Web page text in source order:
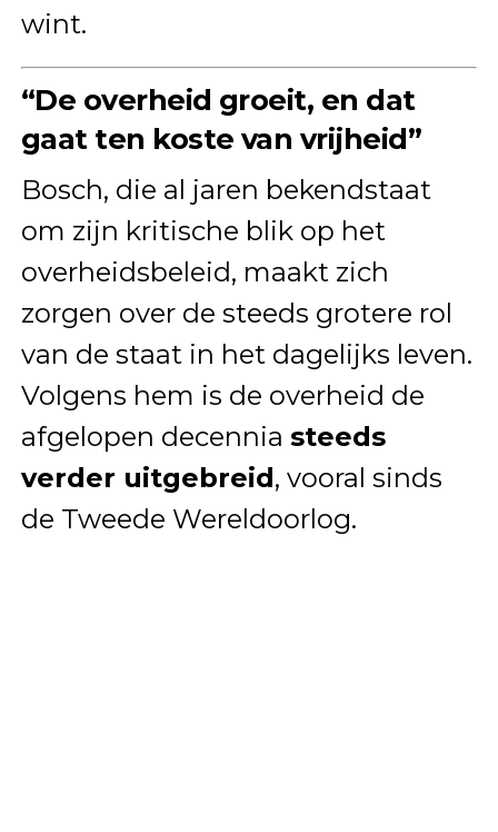
wint.
“De overheid groeit, en dat
gaat ten koste van vrijheid”
Bosch, die al jaren bekendstaat
om zijn kritische blik op het
overheidsbeleid, maakt zich
zorgen over de steeds grotere rol
van de staat in het dagelijks leven.
Volgens hem is de overheid de
afgelopen decennia steeds
verder uitgebreid, vooral sinds
de Tweede Wereldoorlog.